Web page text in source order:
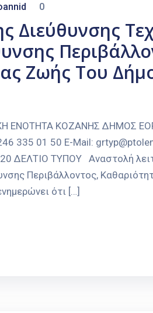
0
Διεύθυνσης
Ζωής Του
ΕΝΟΤΗΤΑ ΚΟΖΑΝΗΣ ΔΗΜΟΣ
335 01 50 E-Mail:
ΔΕΛΤΙΟ ΤΥΠΟΥ Αναστολή
Περιβάλλοντος,
ότι […]